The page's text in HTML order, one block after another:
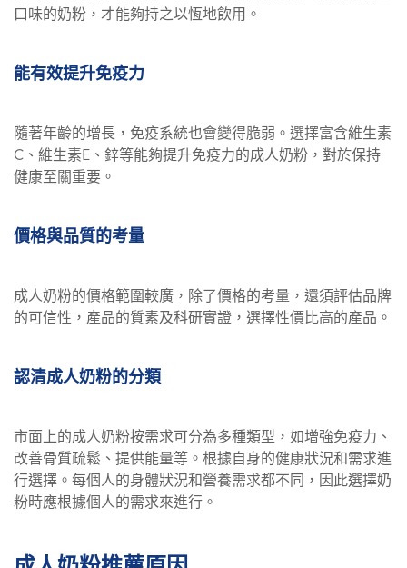
口味的奶粉，才能夠持之以恆地飲用。
能有效提升免疫力
隨著年齡的增長，免疫系統也會變得脆弱。選擇富含維生素
C、維生素E、鋅等能夠提升免疫力的成人奶粉，對於保持
健康至關重要。
價格與品質的考量
成人奶粉的價格範圍較廣，除了價格的考量，還須評估品牌
的可信性，產品的質素及科研實證，選擇性價比高的產品。
認清成人奶粉的分類
市面上的成人奶粉按需求可分為多種類型，如增強免疫力、
改善骨質疏鬆、提供能量等。根據自身的健康狀況和需求進
行選擇。每個人的身體狀況和營養需求都不同，因此選擇奶
粉時應根據個人的需求來進行。